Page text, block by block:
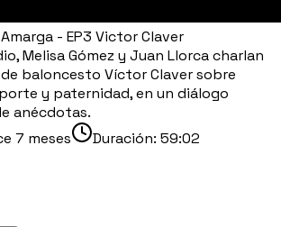
- EP3 Victor Claver
Melisa Gómez y Juan Llorca charlan
baloncesto Víctor Claver sobre
y paternidad, en un diálogo
anécdotas.
7 meses Duración: 59:02